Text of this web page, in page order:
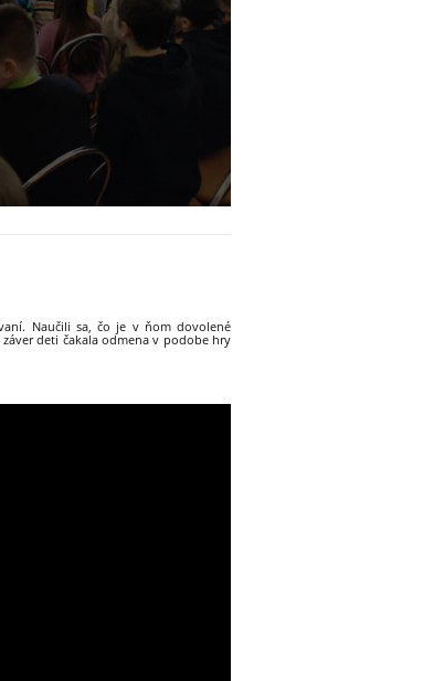
Naučili sa, čo je v ňom dovolené
deti čakala odmena v podobe hry